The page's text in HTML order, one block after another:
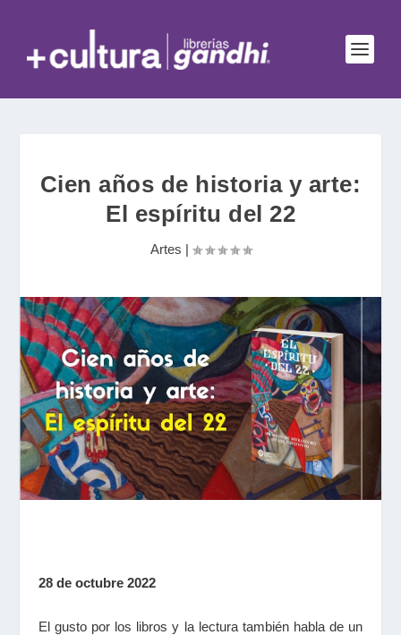
Cien años de historia y arte:
El espíritu del 22
Artes |
28 de octubre 2022
El gusto por los libros y la lectura también habla de un